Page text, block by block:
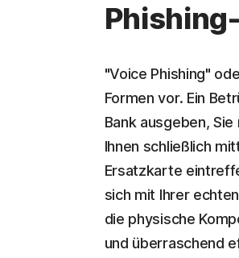
"Voice Phishing"
Formen vor. Ein
Bank ausgeben,
Ihnen schließlich
Ersatzkarte
sich mit Ihrer
die physische
und überraschend